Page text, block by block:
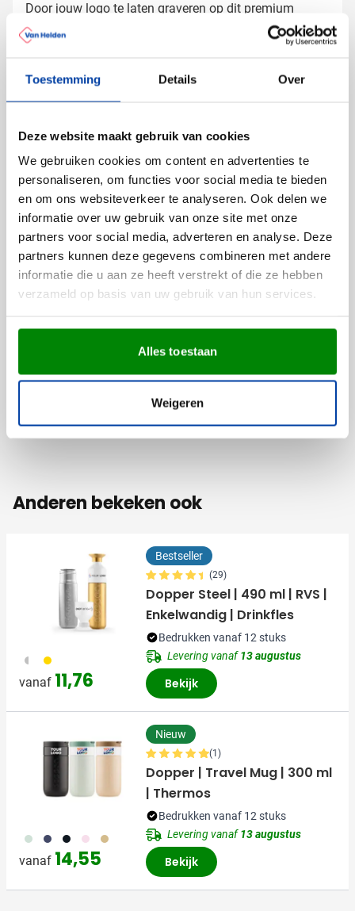
Toestemming Details Over
Deze website maakt gebruik van cookies
We gebruiken cookies om content en advertenties te
personaliseren, om functies voor social media te bieden
en om ons websiteverkeer te analyseren. Ook delen we
informatie over uw gebruik van onze site met onze
partners voor social media, adverteren en analyse. Deze
partners kunnen deze gegevens combineren met andere
informatie die u aan ze heeft verstrekt of die ze hebben
verzameld op basis van uw gebruik van hun services.
Alles toestaan
Weigeren
Door jouw logo te laten graveren op dit premium
zakmes, creëer je een waardevol relatiegeschenk dat
jarenlang gebruikt wordt en jouw merk positief onder
Gratis digitaal voorbeeld van je
bedrukte zakmes
Wil je zien hoe jouw logo eruitziet op de Victorinox
Bantam? Vraag vrijblijvend een digitaal voorbeeld aan.
Zo weet je precies wat je kunt verwachten. Heb je
specifieke wensen of vragen over de bedrukking?
Neem contact met ons op - we helpen je graag verder
om het perfecte zakmes voor jouw relaties samen te
stellen.
Lees meer
Specificaties
Gewicht
36 gram
Victorinox
Materiaal
Metaal, RVS
(l x b x h)
Anderen bekeken ook
325 031
vanaf 11,76
Bestseller
(29)
Dopper Steel | 490 ml | RVS |
Enkelwandig | Drinkfles
Bedrukken vanaf 12 stuks
Levering vanaf13 augustus
Bekijk
374 773 720 988 900
vanaf 14,55
Nieuw
(1)
Dopper | Travel Mug | 300 ml
| Thermos
Bedrukken vanaf 12 stuks
Levering vanaf13 augustus
Bekijk